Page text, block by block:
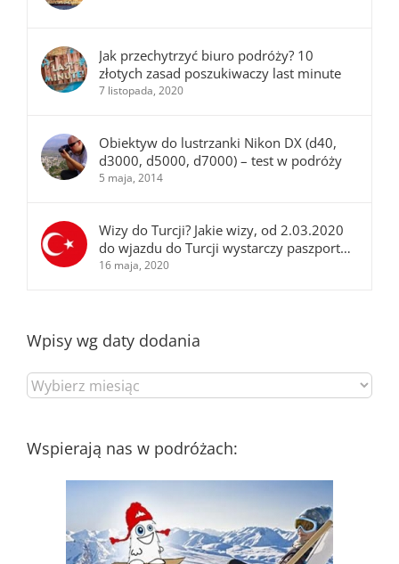
Jak przechytrzyć biuro podróży? 10
złotych zasad poszukiwaczy last minute
7 listopada, 2020
Obiektyw do lustrzanki Nikon DX (d40,
d3000, d5000, d7000) – test w podróży
5 maja, 2014
Wizy do Turcji? Jakie wizy, od 2.03.2020
do wjazdu do Turcji wystarczy paszport…
16 maja, 2020
Wpisy wg daty dodania
Wpisy
wg
Wspierają nas w podróżach: